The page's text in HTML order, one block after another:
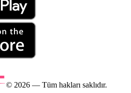
© 2026 — Tüm hakları saklıdır.